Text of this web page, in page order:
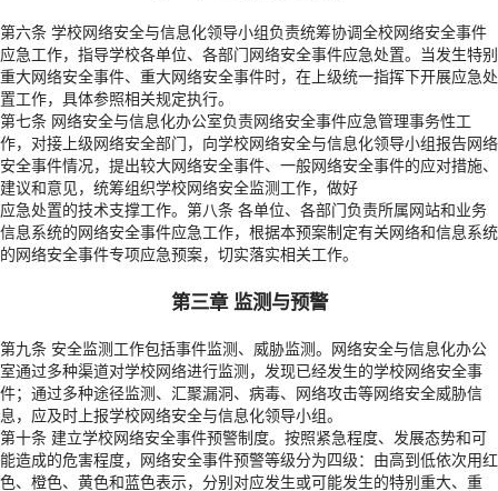
第六条 学校网络安全与信息化领导小组负责统筹协调全校网络安全事件
应急工作，指导学校各单位、各部门网络安全事件应急处置。当发生特别
重大网络安全事件、重大网络安全事件时，在上级统一指挥下开展应急处
置工作，具体参照相关规定执行。
第七条 网络安全与信息化办公室负责网络安全事件应急管理事务性工
作，对接上级网络安全部门，向学校网络安全与信息化领导小组报告网络
安全事件情况，提出较大网络安全事件、一般网络安全事件的应对措施、
建议和意见，统筹组织学校网络安全监测工作，做好
应急处置的技术支撑工作。第八条 各单位、各部门负责所属网站和业务
信息系统的网络安全事件应急工作，根据本预案制定有关网络和信息系统
的网络安全事件专项应急预案，切实落实相关工作。
第三章 监测与预警
第九条 安全监测工作包括事件监测、威胁监测。网络安全与信息化办公
室通过多种渠道对学校网络进行监测，发现已经发生的学校网络安全事
件；通过多种途径监测、汇聚漏洞、病毒、网络攻击等网络安全威胁信
息，应及时上报学校网络安全与信息化领导小组。
第十条 建立学校网络安全事件预警制度。按照紧急程度、发展态势和可
能造成的危害程度，网络安全事件预警等级分为四级：由高到低依次用红
色、橙色、黄色和蓝色表示，分别对应发生或可能发生的特别重大、重